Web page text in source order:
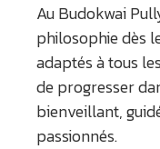
Au Budokwai
philosophie dès
adaptés à tous
de progresser
bienveillant,
passionnés.